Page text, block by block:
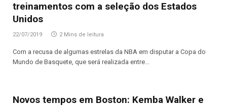
treinamentos com a seleção dos Estados
Unidos
22/07/2019 2 Mins de leitura
Com a recusa de algumas estrelas da NBA em disputar a Copa do
Mundo de Basquete, que será realizada entre…
Novos tempos em Boston: Kemba Walker e